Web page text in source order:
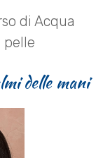
di Acqua
pelle
delle mani